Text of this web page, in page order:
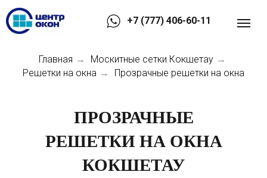
+7 (777) 406-60-11
Главная → Москитные сетки Кокшетау →
Решетки на окна → Прозрачные решетки на окна
ПРОЗРАЧНЫЕ
РЕШЕТКИ НА ОКНА
КОКШЕТАУ